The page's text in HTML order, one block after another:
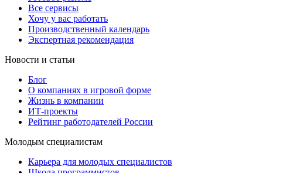
Все сервисы
Хочу у вас работать
Производственный календарь
Экспертная рекомендация
Новости и статьи
Блог
О компаниях в игровой форме
Жизнь в компании
ИТ-проекты
Рейтинг работодателей России
Молодым специалистам
Карьера для молодых специалистов